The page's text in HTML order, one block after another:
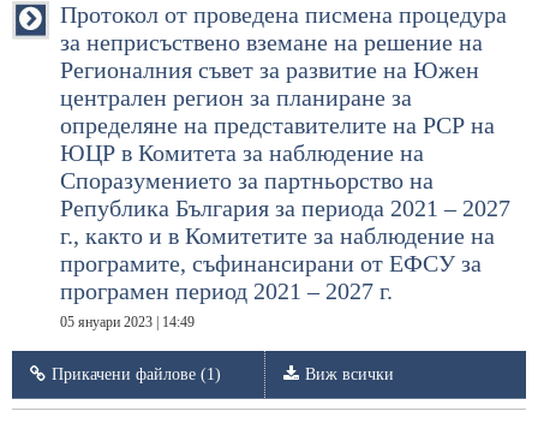
Протокол от проведена писмена процедура
за неприсъствено вземане на решение на
Регионалния съвет за развитие на Южен
централен регион за планиране за
определяне на представителите на РСР на
ЮЦР в Комитета за наблюдение на
Споразумението за партньорство на
Република България за периода 2021 – 2027
г., както и в Комитетите за наблюдение на
програмите, съфинансирани от ЕФСУ за
програмен период 2021 – 2027 г.
05 януари 2023 | 14:49
Прикачени файлове (1) Виж всички